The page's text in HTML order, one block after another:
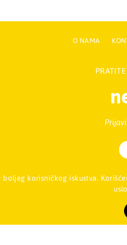
korisničkog iskustva.
O NAMA
knjiga d.o.o., Palmira Toljatija
Copyright 2026 Mladinska